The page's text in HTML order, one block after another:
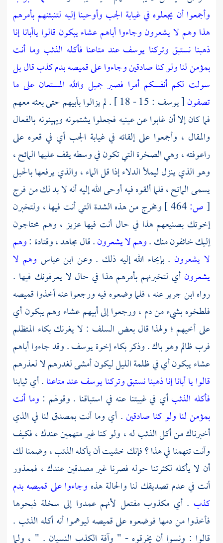
وأجمعوا أن يجعلوه في غيابة الجب وأوحينا إليه لتنبئنهم بأمرهم
هذا وهم لا يشعرون وجاءوا أباهم عشاء يبكون قالوا ياأبانا إنا
ذهبنا نستبق وتركنا يوسف عند متاعنا فأكله الذئب وما أنت
بمؤمن لنا ولو كنا صادقين وجاءوا على قميصه بدم كذب قال بل
سولت لكم أنفسكم أمرا فصبر جميل والله المستعان على ما
تصفون
[ يوسف : 15 - 18 ] . لم يزالوا بأبيهم حتى بعثه معهم
فما كان إلا أن غابوا عن عينيه فجعلوا يشتمونه ويهينونه بالفعال
والمقال ، وأجمعوا على إلقائه في غيابة الجب أي في قعره على
راعوفته ، وهي الصخرة التي تكون في وسطه يقف عليها المائح ،
وهو الذي ينزل ليملأ الدلاء إذا قل الماء ، والذي يرفعها بالحبل
يسمى الماتح ، فلما ألقوه فيه أوحى الله إليه أنه لا بد لك من فرج
[ص:
ومخرج من هذه الشدة التي أنت فيها ، ولتخبرن
إخوتك بصنيعهم هذا في حال أنت فيها عزيز ، وهم محتاجون
إليك خائفون منك .وهم لا يشعرون. قالمجاهد،وقتادة :وهم
لا يشعرون . بإيحاء الله إليه ذلك . وعن ابن عباس وهم لا
يشعرونأي لتخبرنهم بأمرهم هذا في حال لا يعرفونك فيها .
رواهابن جريرعنه ، فلما وضعوه فيه ورجعوا عنه أخذوا قميصه
فلطخوه بشيء من دم ، ورجعوا إلى أبيهم عشاء وهم يبكون أي
على أخيهم ؛ ولهذا قال بعض السلف : لا يغرنك بكاء المتظلم
فرب ظالم وهو باك . وذكر بكاء إخوةيوسف. وقد جاءوا أباهم
عشاء يبكون أي في ظلمة الليل ليكون أمشى لغدرهم لا لعذرهم
قالوا يا أبانا إنا ذهبنا نستبق وتركنا يوسف عند متاعنا. أي ثيابنا
فأكله الذئبأي في غيبتنا عنه في استباقنا . وقولهم : وما أنت
بمؤمن لنا ولو كنا صادقين. أي وما أنت بمصدق لنا في الذي
أخبرناك من أكل الذئب له ، ولو كنا غير متهمين عندك ، فكيف
وأنت تتهمنا في هذا ؟ فإنك خشيت أن يأكله الذئب ، وضمنا لك
أن لا يأكله لكثرتنا حوله فصرنا غير مصدقين عندك ، فمعذور
أنت في عدم تصديقك لنا والحالة هذه وجاءوا على قميصه بدم
كذب . أي مكذوب مفتعل لأنهم عمدوا إلى سخلة ذبحوها
فأخذوا من دمها فوضعوه على قميصه ليوهموا أنه أكله الذئب .
قالوا : ونسوا أن يخرقوه - " وآفة الكذب النسيان . " ، ولما